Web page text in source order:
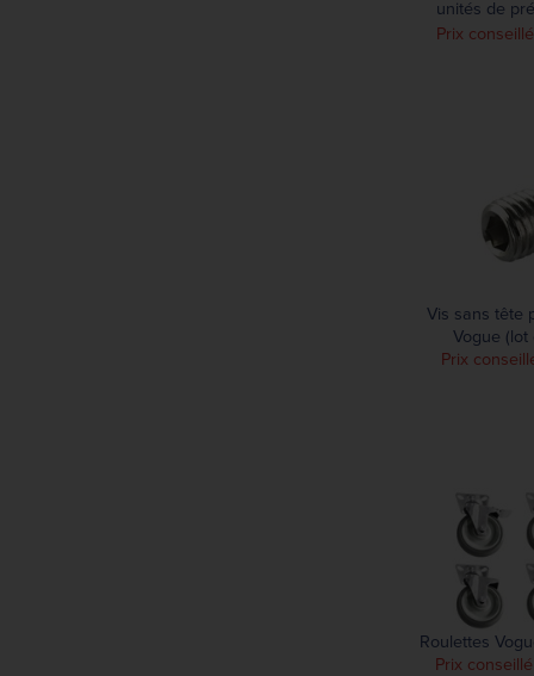
unités de
CE984/
Prix
Vis sans tête
Vogue (lot
Prix
Roulettes
Prix